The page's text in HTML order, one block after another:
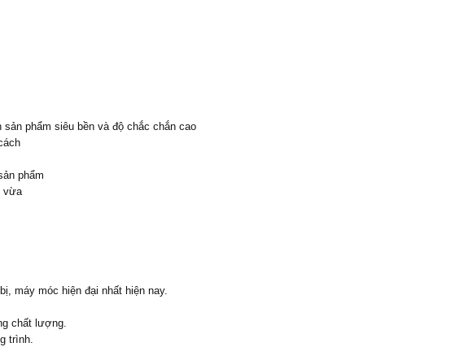
phẩm siêu bền và độ chắc chắn cao
phẩm
vừa
máy móc hiện đại nhất hiện nay.
chất lượng.
trình.